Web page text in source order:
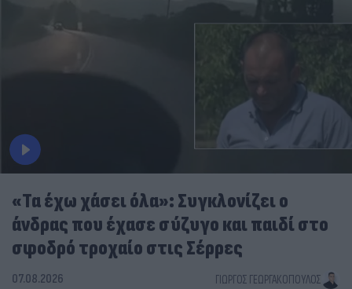
«Τα έχω χάσει όλα»: Συγκλονίζει ο
άνδρας που έχασε σύζυγο και παιδί στο
σφοδρό τροχαίο στις Σέρρες
07.08.2026 ΓΙΏΡΓΟΣ ΓΕΩΡΓΑΚΌΠΟΥΛΟΣ